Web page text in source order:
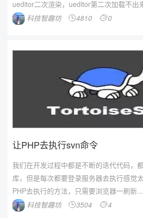
ueditor二次渲染，ueditor第二次加载不出
科技智趣坊
4810 0
让PHP去执行svn命令
我们在开发过程中都是不断的迭代代码，
库，但是每次都要登录服务器去执行感觉
PHP去执行的方法，只需要浏览器一刷新...
科技智趣坊
3504 4